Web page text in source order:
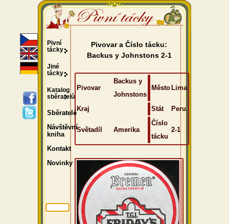
Pivovar a Číslo tácku:
Backus y Johnstons 2-1
Pivovar
Backus y
Johnstons
Město Lima
Kraj Stát Peru
Světadíl Amerika
Číslo
tácku
2-1
Pivní
tácky
Jiné
tácky
Katalog
sběratelů
Sběratelé
Návštěvní
kniha
Kontakt
Novinky